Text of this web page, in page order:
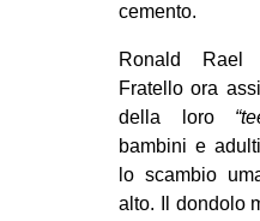
cemento.
Ronald
Fratello ora
della loro
bambini e
lo scambio
alto. Il dondolo